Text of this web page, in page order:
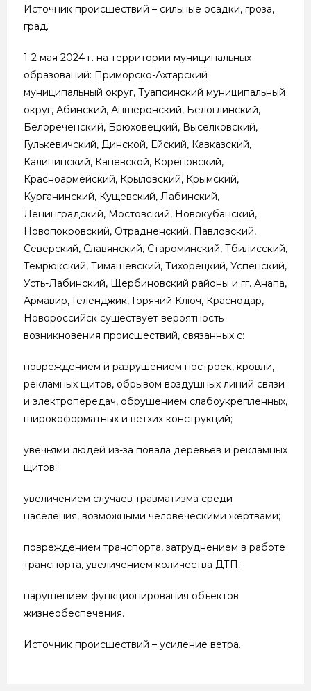
Источник происшествий – сильные осадки, гроза,
град.
1-2 мая 2024 г. на территории муниципальных
образований: Приморско-Ахтарский
муниципальный округ, Туапсинский муниципальный
округ, Абинский, Апшеронский, Белоглинский,
Белореченский, Брюховецкий, Выселковский,
Гулькевичский, Динской, Ейский, Кавказский,
Калининский, Каневской, Кореновский,
Красноармейский, Крыловский, Крымский,
Курганинский, Кущевский, Лабинский,
Ленинградский, Мостовский, Новокубанский,
Новопокровский, Отрадненский, Павловский,
Северский, Славянский, Староминский, Тбилисский,
Темрюкский, Тимашевский, Тихорецкий, Успенский,
Усть-Лабинский, Щербиновский районы и гг. Анапа,
Армавир, Геленджик, Горячий Ключ, Краснодар,
Новороссийск существует вероятность
возникновения происшествий, связанных с:
повреждением и разрушением построек, кровли,
рекламных щитов, обрывом воздушных линий связи
и электропередач, обрушением слабоукрепленных,
широкоформатных и ветхих конструкций;
увечьями людей из-за повала деревьев и рекламных
щитов;
увеличением случаев травматизма среди
населения, возможными человеческими жертвами;
повреждением транспорта, затруднением в работе
транспорта, увеличением количества ДТП;
нарушением функционирования объектов
жизнеобеспечения.
Источник происшествий – усиление ветра.